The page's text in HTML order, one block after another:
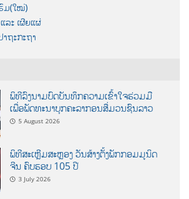
ມ(ໃໝ່)
ລະ ເຜີຍແຜ່
າຖະກະຖາ
ພິທີລົງນາມບົດບັນທຶກຄວາມເຂົ້າໃຈຮ່ວມມື
ເພື່ອພັດທະນາບຸກຄະລາກອນສື່ມວນຊົນລາວ
5 August 2026
ພິທີສະເຫຼີມສະຫຼອງ ວັນສ້າງຕັ້ງພັກກອມມູນິດ
ຈີນ ຄົບຮອບ 105 ປີ
3 July 2026